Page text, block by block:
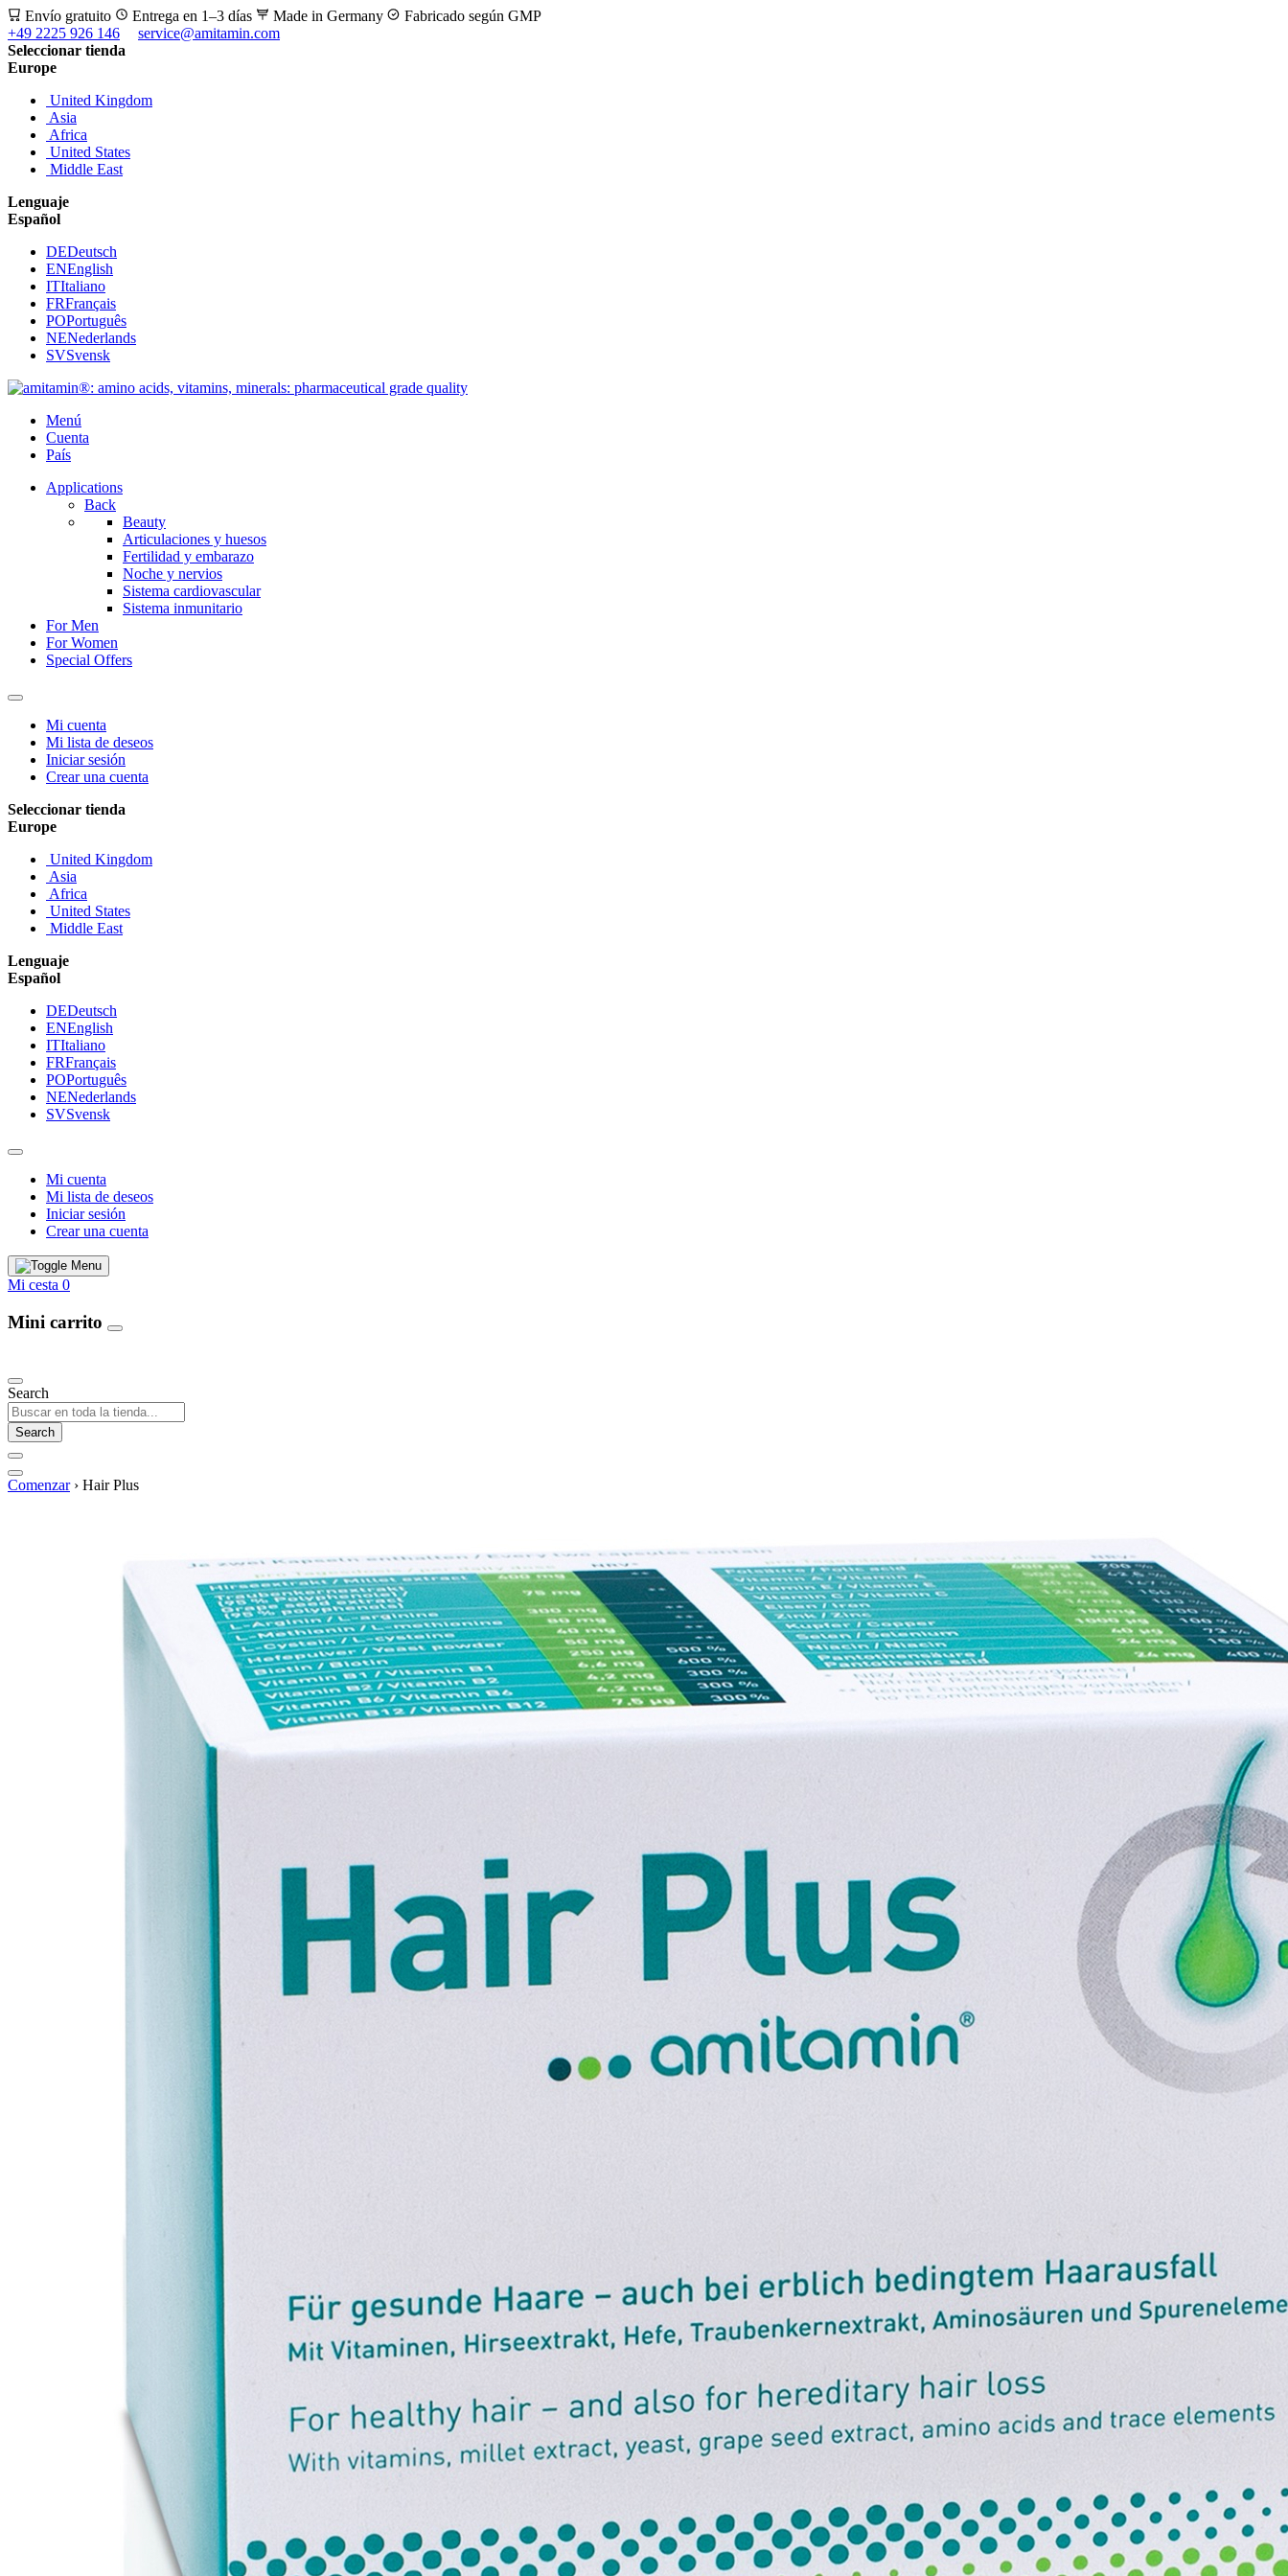
Envío gratuito Entrega en 1–3 días Made in Germany
Fabricado según GMP
+49 2225 926 146
service@amitamin.com
Seleccionar tienda
Europe
United Kingdom
Asia
Africa
United States
Middle East
Lenguaje
Español
DEDeutsch
ENEnglish
ITItaliano
FRFrançais
POPortuguês
NENederlands
SVSvensk
Menú
Cuenta
País
Applications
Back
Beauty
Articulaciones y huesos
Fertilidad y embarazo
Noche y nervios
Sistema cardiovascular
Sistema inmunitario
For Men
For Women
Special Offers
Mi cuenta
Mi lista de deseos
Iniciar sesión
Crear una cuenta
Seleccionar tienda
Europe
United Kingdom
Asia
Africa
United States
Middle East
Lenguaje
Español
DEDeutsch
ENEnglish
ITItaliano
FRFrançais
POPortuguês
NENederlands
SVSvensk
Mi cuenta
Mi lista de deseos
Iniciar sesión
Crear una cuenta
Mi cesta 0
Mini carrito
Search
Search
Comenzar › Hair Plus